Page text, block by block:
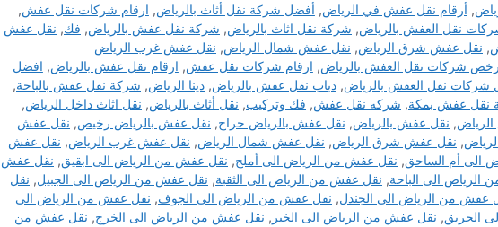
, أرقام نقل عفش في الرياض, أفضل شركة نقل أثاث بالرياض, ارقام شركات نقل عفش,
نقل العفش بالرياض, شركة نقل اثاث بالرياض, شركة نقل عفش بالرياض, فك, نقل عفش
, نقل عفش شرق الرياض, نقل عفش شمال الرياض, نقل عفش غرب الرياض
شركات نقل العفش بالرياض, ارقام شركات نقل عفش, ارقام نقل عفش بالرياض, افضل
شركات نقل العفش بالرياض, دباب نقل عفش بالرياض, دينا الرياض, شركة نقل عفش بالباحة,
نقل عفش بمكة, شركه نقل عفش, فك وتركيب, نقل أثاث بالرياض, نقل اثاث داخل الرياض,
, نقل عفش بالرياض, نقل عفش بالرياض حراج, نقل عفش بالرياض رخيص, نقل عفش
, نقل عفش شرق الرياض, نقل عفش شمال الرياض, نقل عفش غرب الرياض, نقل عفش
الى أم الساحق, نقل عفش من الرياض الى أملج, نقل عفش من الرياض الى ابقيق, نقل عفش
الى الباحة, نقل عفش من الرياض الى الثقبة, نقل عفش من الرياض الى الجبيل, نقل
عفش من الرياض الى الجندل, نقل عفش من الرياض الى الجوف, نقل عفش من الرياض الى
الحريق, نقل عفش من الرياض الى الخبر , نقل عفش من الرياض الى الخرج, نقل عفش من